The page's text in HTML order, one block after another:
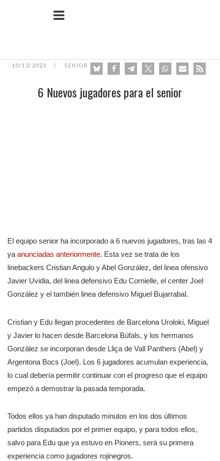
10/12/2023 SENIOR
6 Nuevos jugadores para el senior
El equipo senior ha incorporado a 6 nuevos jugadores, tras las 4
ya anunciadas anteriormente. Esta vez se trata de los
linebackers Cristian Angulo y Abel González, del linea ofensivo
Javier Uvidia, del linea defensivo Edu Cornielle, el center Joel
González y el también linea defensivo Miguel Bujarrabal.
Cristian y Edu llegan procedentes de Barcelona Uroloki, Miguel
y Javier lo hacen desde Barcelona Búfals, y los hermanos
González se incorporan desde Lliça de Vall Panthers (Abel) y
Argentona Bocs (Joel). Los 6 jugadores acumulan experiencia,
lo cual debería permitir continuar con el progreso que el equipo
empezó a demostrar la pasada temporada.
Todos ellos ya han disputado minutos en los dos últimos
partidos disputados por el primer equipo, y para todos ellos,
salvo para Edu que ya estuvo en Pioners, será su primera
experiencia como jugadores rojinegros.